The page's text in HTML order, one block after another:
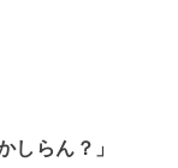
しらん？」